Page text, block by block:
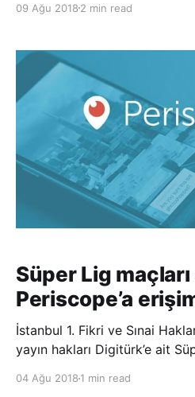
Karabük’te oynanacak. Dr.
Ligde ilk hafta 13 Ağustos
09 Ağu 2018 2 min read
Süper Lig maçları
Periscope’a
İstanbul 1. Fikri ve Sınai
yayın hakları Digitürk’e ait
Periscope’a erişim yasağı
04 Ağu 2018 1 min read